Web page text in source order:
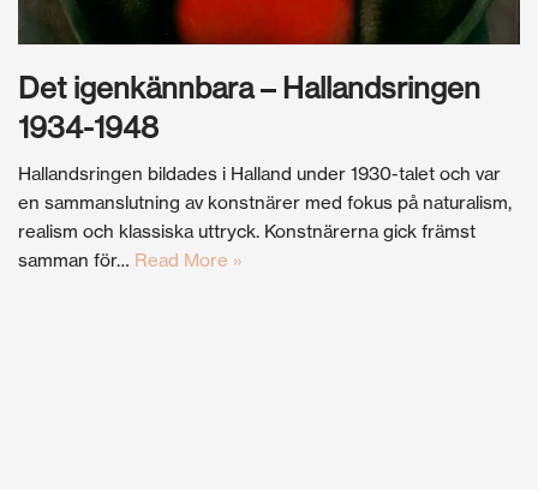
Det igenkännbara – Hallandsringen
1934-1948
Hallandsringen bildades i Halland under 1930-talet och var
en sammanslutning av konstnärer med fokus på naturalism,
realism och klassiska uttryck. Konstnärerna gick främst
samman för… Read More »